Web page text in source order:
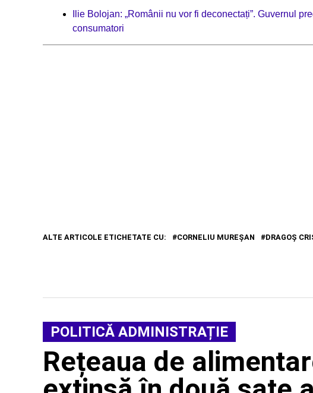
Ilie Bolojan: „Românii nu vor fi deconectați”. Guvernul
consumatori
ALTE ARTICOLE ETICHETATE CU: CORNELIU MUREŞAN DRAGOȘ
POLITICĂ ADMINISTRAȚIE
Rețeaua de